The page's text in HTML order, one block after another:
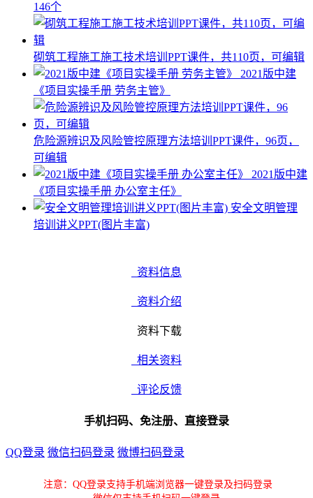
146个
砌筑工程施工施工技术培训PPT课件，共110页，可编辑
2021版中建
《项目实操手册 劳务主管》
危险源辨识及风险管控原理方法培训PPT课件，96页，
可编辑
2021版中建
《项目实操手册 办公室主任》
安全文明管理
培训讲义PPT(图片丰富)
资料信息
资料介绍
资料下载
相关资料
评论反馈
手机扫码、免注册、直接登录
QQ登录 微信扫码登录 微博扫码登录
注意：QQ登录支持手机端浏览器一键登录及扫码登录